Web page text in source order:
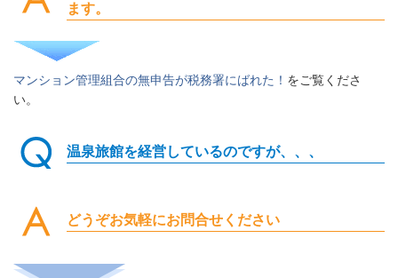
ます。
マンション管理組合の無申告が税務署にばれた！ をご覧くださ
い。
温泉旅館を経営しているのですが、、、
どうぞお気軽にお問合せください